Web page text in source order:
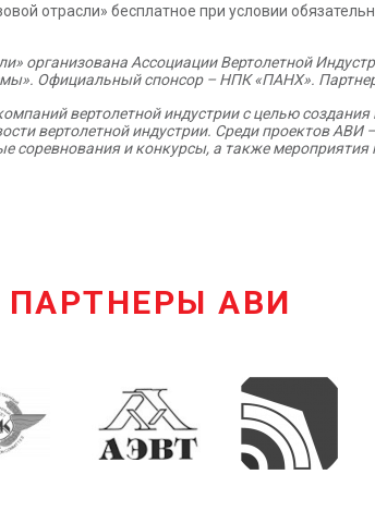
отрасли» бесплатное при условии
организована Ассоциации Вертолетной
Официальный спонсор – НПК «ПАНХ».
вертолетной индустрии с целью
вертолетной индустрии. Среди проектов АВИ
соревнования и конкурсы, а также
ПАРТНЕРЫ АВИ